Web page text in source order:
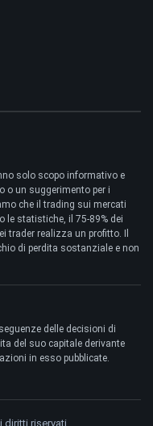
solo scopo informativo e
o un suggerimento per i
che il trading sui mercati
le statistiche, il 75-89% dei
trader realizza un profitto. Il
di perdita sostanziale e non
delle decisioni di
del suo capitale derivante
in esso pubblicate.
riservati.